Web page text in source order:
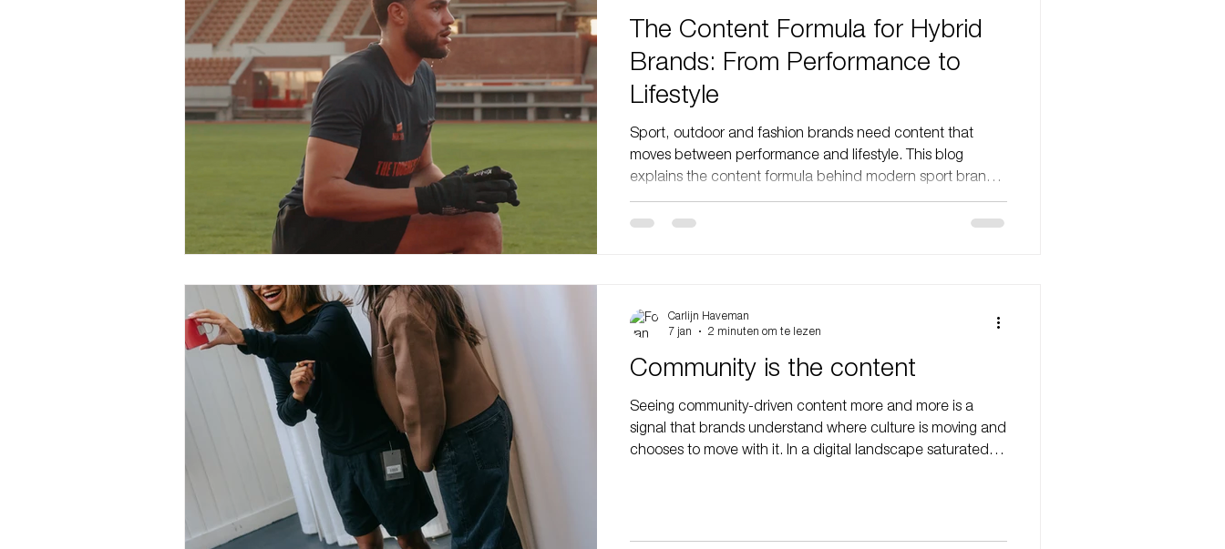
The Content Formula for Hybrid
Brands: From Performance to
Lifestyle
Sport, outdoor and fashion brands need content that
moves between performance and lifestyle. This blog
explains the content formula behind modern sport brands,
and short-form storytelling come together to build culture,
Community is the content
Seeing community-driven content more and more is a
signal that brands understand where culture is moving and
chooses to move with it. In a digital landscape saturated
Carlijn Haveman
7 jan
2 minuten om te lezen